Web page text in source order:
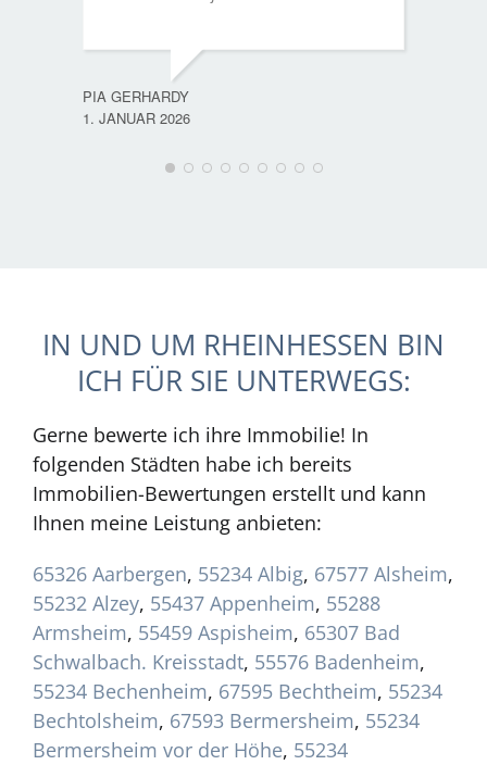
PIA GERHARDY
1. JANUAR 2026
IN UND UM RHEINHESSEN BIN
ICH FÜR SIE UNTERWEGS:
Gerne bewerte ich ihre Immobilie! In
folgenden Städten habe ich bereits
Immobilien-Bewertungen erstellt und kann
Ihnen meine Leistung anbieten:
65326 Aarbergen, 55234 Albig, 67577 Alsheim,
55232 Alzey, 55437 Appenheim, 55288
Armsheim, 55459 Aspisheim, 65307 Bad
Schwalbach. Kreisstadt, 55576 Badenheim,
55234 Bechenheim, 67595 Bechtheim, 55234
Bechtolsheim, 67593 Bermersheim, 55234
Bermersheim vor der Höhe, 55234